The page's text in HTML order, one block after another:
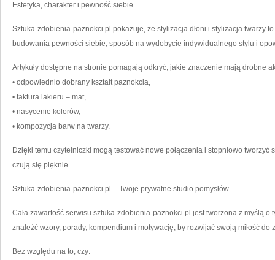
Estetyka, charakter i pewność siebie
Sztuka-zdobienia-paznokci.pl pokazuje, że stylizacja dłoni i stylizacja twarzy
budowania pewności siebie, sposób na wydobycie indywidualnego stylu i
Artykuły dostępne na stronie pomagają odkryć, jakie znaczenie mają drobne
• odpowiednio dobrany kształt paznokcia,
• faktura lakieru – mat,
• nasycenie kolorów,
• kompozycja barw na twarzy.
Dzięki temu czytelniczki mogą testować nowe połączenia i stopniowo tworzyć
czują się pięknie.
Sztuka-zdobienia-paznokci.pl – Twoje prywatne studio pomysłów
Cała zawartość serwisu sztuka-zdobienia-paznokci.pl jest tworzona z myślą o
znaleźć wzory, porady, kompendium i motywację, by rozwijać swoją miłość do
Bez względu na to, czy: